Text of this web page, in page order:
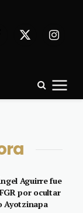
X
Aguirre fue
por ocultar
Ayotzinapa